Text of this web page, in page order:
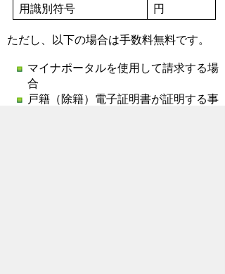
用識別符号
円
ただし、以下の場合は手数料無料です。
マイナポータルを使用して請求する場
合
戸籍（除籍）電子証明書が証明する事